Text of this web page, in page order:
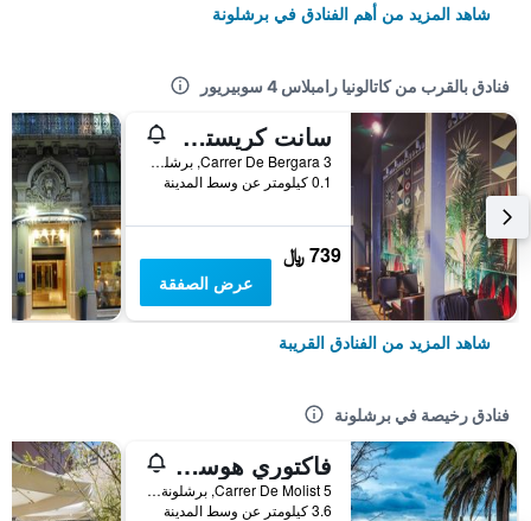
شاهد المزيد من أهم الفنادق في برشلونة
فنادق بالقرب من كاتالونيا رامبلاس 4 سوبيريور
سانت كريستوفرز إن برشلونة - هوستل
Carrer De Bergara 3, برشلونة, أسبانيا
0.1 كيلومتر عن وسط المدينة
739 ﷼
عرض الصفقة
شاهد المزيد من الفنادق القريبة
فنادق رخيصة في برشلونة
فاكتوري هوستلز بارسيلونا
Carrer De Molist 5, برشلونة, أسبانيا
3.6 كيلومتر عن وسط المدينة